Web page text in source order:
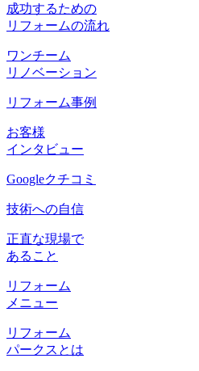
成功するための
リフォームの流れ
ワンチーム
リノベーション
リフォーム事例
お客様
インタビュー
Googleクチコミ
技術への自信
正直な現場で
あること
リフォーム
メニュー
リフォーム
パークスとは